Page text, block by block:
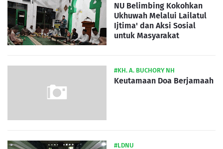
NU Belimbing Kokohkan
Ukhuwah Melalui Lailatul
Ijtima' dan Aksi Sosial
untuk Masyarakat
#KH. A. BUCHORY NH
Keutamaan Doa Berjamaah
#LDNU